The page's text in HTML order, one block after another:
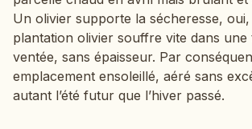
Un olivier supporte la sécheresse,
plantation olivier souffre vite dans une
ventée, sans épaisseur. Par
emplacement ensoleillé, aéré sans
autant l’été futur que l’hiver passé.